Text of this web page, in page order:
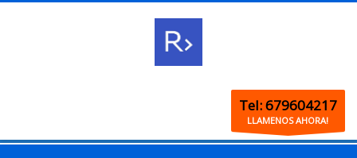
Tel: 679604217
LLAMENOS AHORA!